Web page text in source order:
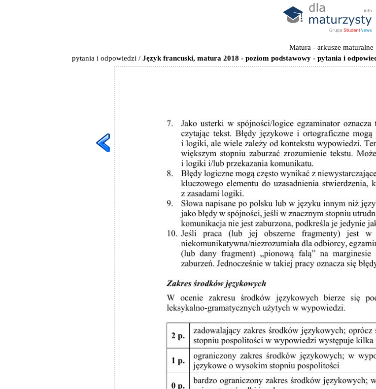
Matura - arkusze maturalne
pytania i odpowiedzi / Język francuski, matura 2018 - poziom podstawowy - pytania i